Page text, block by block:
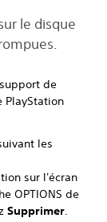
le disque
de
PlayStation
les
sur l'écran
OPTIONS de
Supprimer